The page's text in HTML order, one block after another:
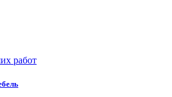
работ